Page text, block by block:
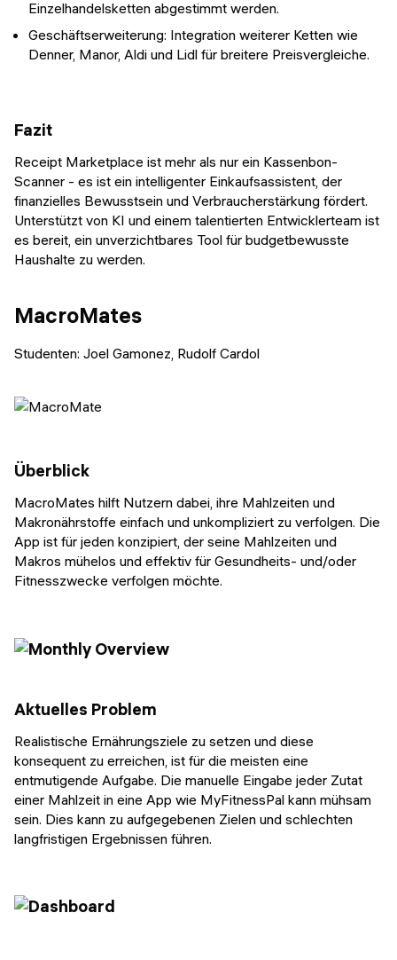
Einzelhandelsketten abgestimmt werden.
Geschäftserweiterung: Integration weiterer Ketten wie
Denner, Manor, Aldi und Lidl für breitere Preisvergleiche.
Fazit
Receipt Marketplace ist mehr als nur ein Kassenbon-
Scanner - es ist ein intelligenter Einkaufsassistent, der
finanzielles Bewusstsein und Verbraucherstärkung fördert.
Unterstützt von KI und einem talentierten Entwicklerteam ist
es bereit, ein unverzichtbares Tool für budgetbewusste
Haushalte zu werden.
MacroMates
Studenten: Joel Gamonez, Rudolf Cardol
Überblick
MacroMates hilft Nutzern dabei, ihre Mahlzeiten und
Makronährstoffe einfach und unkompliziert zu verfolgen. Die
App ist für jeden konzipiert, der seine Mahlzeiten und
Makros mühelos und effektiv für Gesundheits- und/oder
Fitnesszwecke verfolgen möchte.
Aktuelles Problem
Realistische Ernährungsziele zu setzen und diese
konsequent zu erreichen, ist für die meisten eine
entmutigende Aufgabe. Die manuelle Eingabe jeder Zutat
einer Mahlzeit in eine App wie MyFitnessPal kann mühsam
sein. Dies kann zu aufgegebenen Zielen und schlechten
langfristigen Ergebnissen führen.